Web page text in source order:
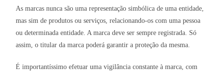
As marcas nunca são uma representação simbólica de uma entidade,
mas sim de produtos ou serviços, relacionando-os com uma pessoa
ou determinada entidade. A marca deve ser sempre registrada. Só
assim, o titular da marca poderá garantir a proteção da mesma.
É importantíssimo efetuar uma vigilância constante à marca, com